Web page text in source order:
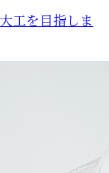
工を目指しま